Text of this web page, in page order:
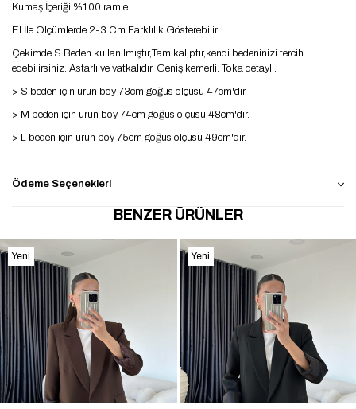
Kumaş İçeriği %100 ramie
El İle Ölçümlerde 2-3 Cm Farklılık Gösterebilir.
Çekimde S Beden kullanılmıştır,Tam kalıptır,kendi bedeninizi tercih
edebilirsiniz. Astarlı ve vatkalıdır. Geniş kemerli. Toka detaylı.
> S beden için ürün boy 73cm göğüs ölçüsü 47cm'dir.
> M beden için ürün boy 74cm göğüs ölçüsü 48cm'dir.
> L beden için ürün boy 75cm göğüs ölçüsü 49cm'dir.
Ödeme Seçenekleri
BENZER ÜRÜNLER
Yeni
Ürün
Yeni
Ürün